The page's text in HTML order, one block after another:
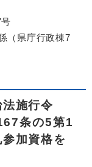
（県庁行政棟7
施行令
条の5第1
加資格を